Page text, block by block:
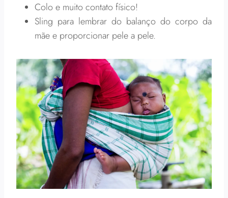
Colo e muito contato físico!
Sling para lembrar do balanço do corpo da
mãe e proporcionar pele a pele.